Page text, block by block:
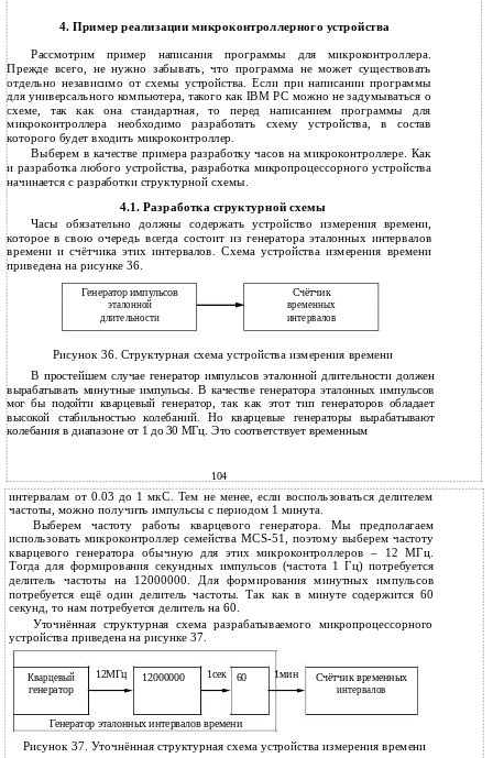
4. Пример реализации микроконтроллерного устройства
Рассмотрим пример написания программы для микроконтроллера.
Прежде всего, не нужно забывать, что программа не может существовать
отдельно независимо от схемы устройства. Если при написании программы
для универсального компьютера, такого как IBM PC можно не задумываться о
схеме, так как она стандартная, то перед написанием программы для
микроконтроллера необходимо разработать схему устройства, в состав
которого будет входить микроконтроллер.
Выберем в качестве примера разработку часов на микроконтроллере. Как
и разработка любого устройства, разработка микропроцессорного устройства
начинается с разработки структурной схемы.
4.1. Разработка структурной схемы
Часы обязательно должны содержать устройство измерения времени,
которое в свою очередь всегда состоит из генератора эталонных интервалов
времени и счётчика этих интервалов. Схема устройства измерения времени
приведена на рисунке 36.
Генератор импульсов Счётчик
эталонной временных
длительности интервалов
Рисунок 36. Структурная схема устройства измерения времени
В простейшем случае генератор импульсов эталонной длительности должен
вырабатывать минутные импульсы. В качестве генератора эталонных импульсов
мог бы подойти кварцевый генератор, так как этот тип генераторов обладает
высокой стабильностью колебаний. Но кварцевые генераторы вырабатывают
колебания в диапазоне от 1 до 30 МГц. Это соответствует временным
104
интервалам от 0.03 до 1 мкС. Тем не менее, если воспользоваться делителем
частоты, можно получить импульсы с периодом 1 минута.
Выберем частоту работы кварцевого генератора. Мы предполагаем
использовать микроконтроллер семейства MCS-51, поэтому выберем частоту
кварцевого генератора обычную для этих микроконтроллеров – 12 МГц.
Тогда для формирования секундных импульсов (частота 1 Гц) потребуется
делитель частоты на 12000000. Для формирования минутных импульсов
потребуется ещё один делитель частоты. Так как в минуте содержится 60
секунд, то нам потребуется делитель на 60.
Уточнённая структурная схема разрабатываемого микропроцессорного
устройства приведена на рисунке 37.
Кварцевый 12МГц 12000000 1сек 60 1мин
Счётчик временных
генератор
интервалов
Генератор эталонных интервалов времени
Рисунок 37. Уточнённая структурная схема устройства измерения времени